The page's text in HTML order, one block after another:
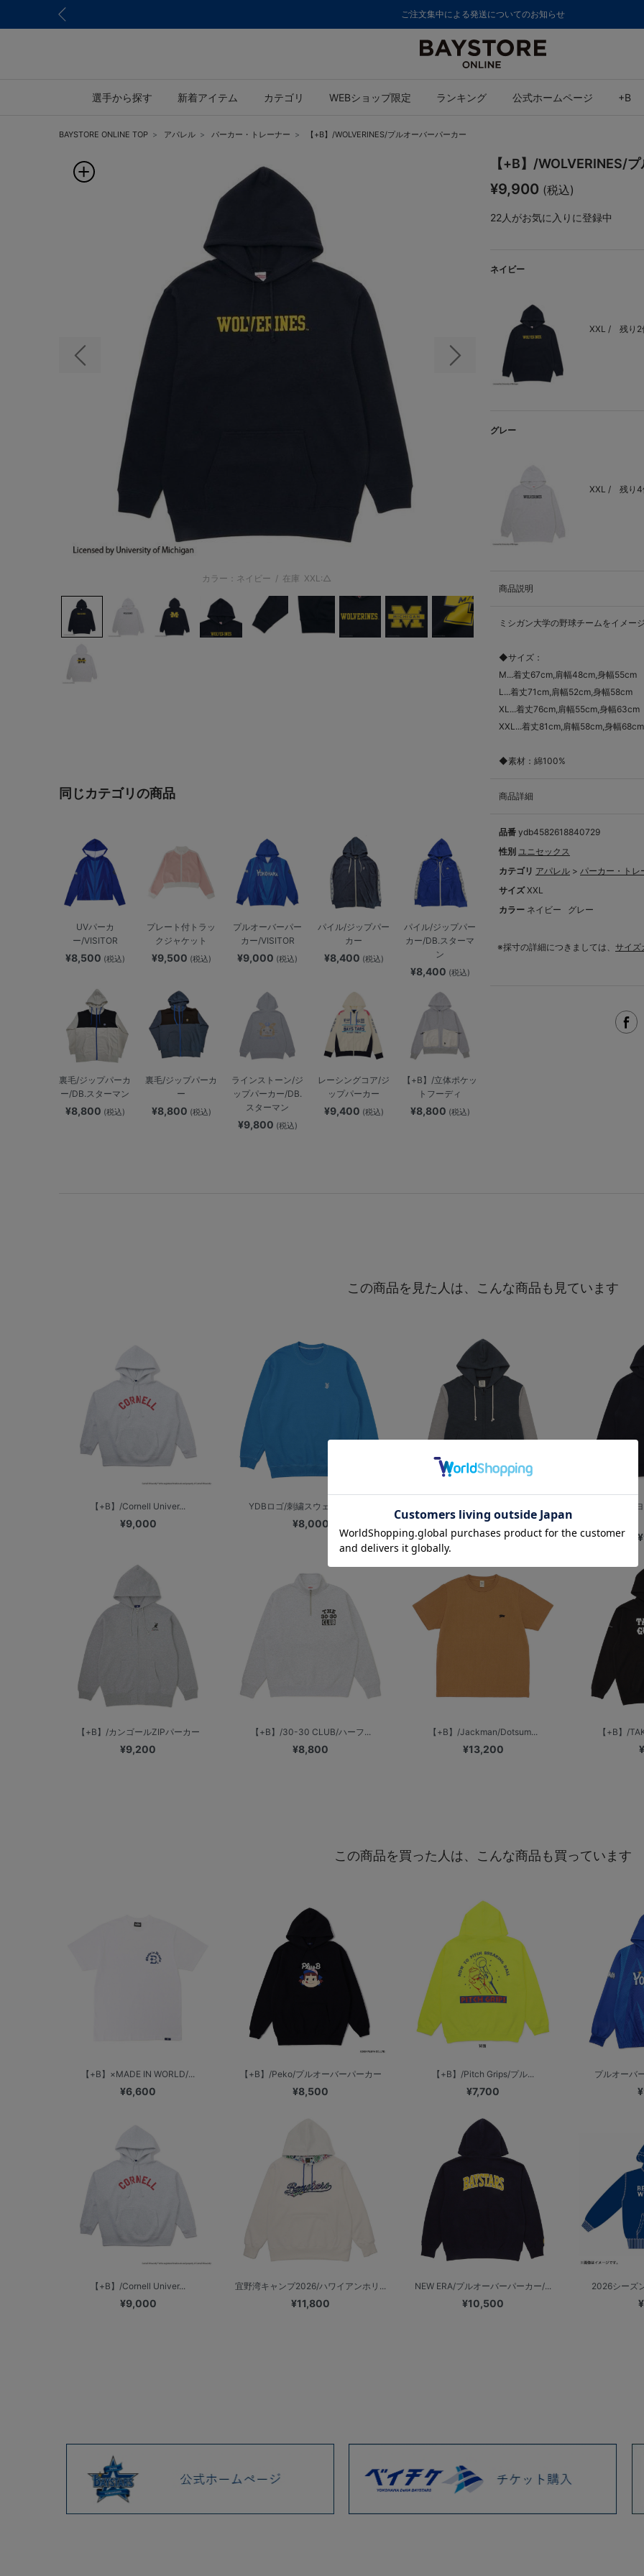
ご注文集中による発送についてのお知らせ
選手から探す 新着アイテム カテゴリ WEBショップ限定 ランキング 公式ホームページ +B
BAYSTORE ONLINE TOP アパレル パーカー・トレーナー 【+B】/WOLVERINES/プルオーバーパーカー
前の画像 次の画像
カラー：ネイビー / 在庫 XXL:△
同じカテゴリの商品
UVパーカ
ー/VISITOR
¥8,500 (税込)
プレート付トラッ
クジャケット
¥9,500 (税込)
プルオーバーパー
カー/VISITOR
¥9,000 (税込)
パイル/ジップパー
カー
¥8,400 (税込)
パイル/ジップパー
カー/DB.スターマ
ン
¥8,400 (税込)
裏毛/ジップパーカ
ー/DB.スターマン
¥8,800 (税込)
裏毛/ジップパーカ
ー
¥8,800 (税込)
ラインストーン/ジ
ップパーカー/DB.
スターマン
¥9,800 (税込)
レーシングコア/ジ
ップパーカー
¥9,400 (税込)
【+B】/立体ポケッ
トフーディ
¥8,800 (税込)
【+B】/WOLVERINES/
¥9,900 (税込)
22人がお気に入りに登録中
ネイビー
XXL / 残り2
グレー
XXL / 残り4
商品説明
ミシガン大学の野球チームをイメー
◆サイズ：
M...着丈67cm,肩幅48cm,身幅55cm
L...着丈71cm,肩幅52cm,身幅58cm
XL...着丈76cm,肩幅55cm,身幅63cm
XXL...着丈81cm,肩幅58cm,身幅68cm
◆素材：綿100%
商品詳細
品番 ydb4582618840729
性別 ユニセックス
カテゴリ アパレル > パーカー・トレ
サイズ XXL
カラー ネイビー グレー
※採寸の詳細につきましては、 サイズ
この商品を見た人は、こんな商品も見ています
【+B】/Cornell Univer...
¥9,000
YDBロゴ/刺繍スウェットクルー
¥8,000 ¥19,800
【+B】/ニュー
【+B】/カンゴールZIPパーカー
¥9,200
【+B】/30-30 CLUB/ハーフ...
¥8,800
【+B】/Jackman/Dotsum...
¥13,200
【+B】/
この商品を買った人は、こんな商品も買っています
【+B】×MADE IN WORLD/...
¥6,600
【+B】/Peko/プルオーバーパーカー
¥8,500
【+B】/Pitch Grips/プル...
¥7,700
プルオーバ
【+B】/Cornell Univer...
¥9,000
宜野湾キャンプ2026/ハワイアンホリ...
¥11,800
NEW ERA/プルオーバーパーカー/...
¥10,500
2026シーズ